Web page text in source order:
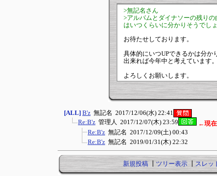
>無記名さん
>アルバムとダイナソーの残り
はいつくらいに分かりそうでし
お待たせしております。
具体的にいつUPできるかは分か
出来れば今年中と考えています
よろしくお願いします。
[ALL] B'z 無記名 2017/12/06(水) 22:41
Re:B'z 管理人 2017/12/07(木) 23:59 ←現
Re:B'z 無記名 2017/12/09(土) 00:43
Re:B'z 無記名 2019/01/31(木) 22:32
新規投稿┃ツリー表示┃スレッ